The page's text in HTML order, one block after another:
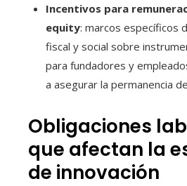
Incentivos para
equity: marcos específicos
fiscal y social sobre
para fundadores y
a asegurar la permanencia
Obligaciones
que afectan la
de innovación